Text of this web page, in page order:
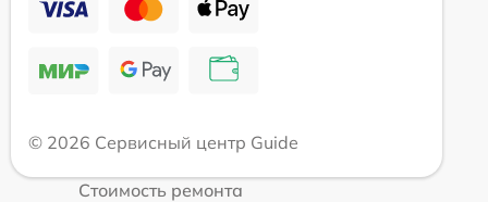
© 2026 Сервисный центр Guide
Стоимость ремонта